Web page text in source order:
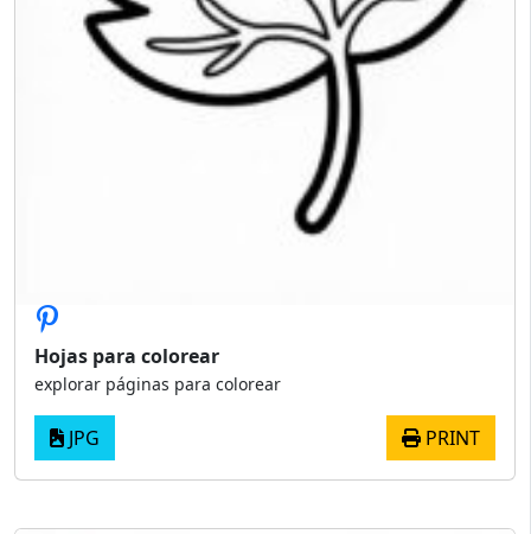
Hojas para colorear
explorar páginas para colorear
JPG PRINT